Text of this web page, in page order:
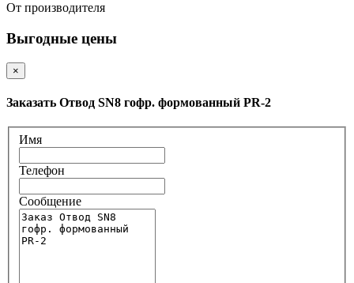
От производителя
Выгодные цены
×
Заказать Отвод SN8 гофр. формованный PR-2
Имя
Телефон
Сообщение